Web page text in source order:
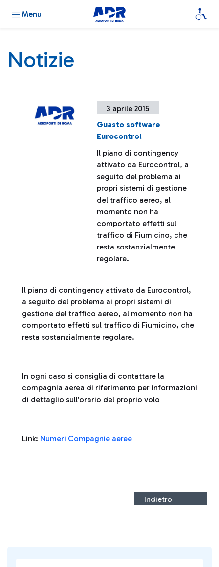
Menu
Notizie
3 aprile 2015
Guasto software
Eurocontrol
Il piano di contingency
attivato da Eurocontrol, a
seguito del problema ai
propri sistemi di gestione
del traffico aereo, al
momento non ha
comportato effetti sul
traffico di Fiumicino, che
resta sostanzialmente
regolare.
Il piano di contingency attivato da Eurocontrol,
a seguito del problema ai propri sistemi di
gestione del traffico aereo, al momento non ha
comportato effetti sul traffico di Fiumicino, che
resta sostanzialmente regolare.
In ogni caso si consiglia di contattare la
compagnia aerea di riferimento per informazioni
di dettaglio sull'orario del proprio volo
Link: Numeri Compagnie aeree
Indietro